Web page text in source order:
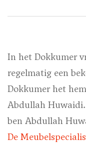
In het Dokkumer
regelmatig een
Dokkumer het
Abdullah Huwaidi.
ben Abdullah
De